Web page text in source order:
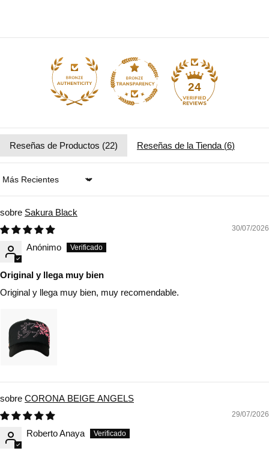
24
Reseñas de Productos (22) Reseñas de la Tienda (6)
Sort by
Sakura Black
30/07/2026
Anónimo
Original y llega muy bien
Original y llega muy bien, muy recomendable.
CORONA BEIGE ANGELS
29/07/2026
Roberto Anaya